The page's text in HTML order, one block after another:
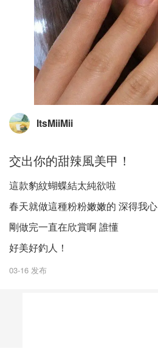
ItsMiiMii
交出你的甜辣風美甲！
這款豹紋蝴蝶結太純欲啦
春天就做這種粉粉嫩嫩的 深得我心
剛做完一直在欣賞啊 誰懂
好美好釣人！
03-16 发布